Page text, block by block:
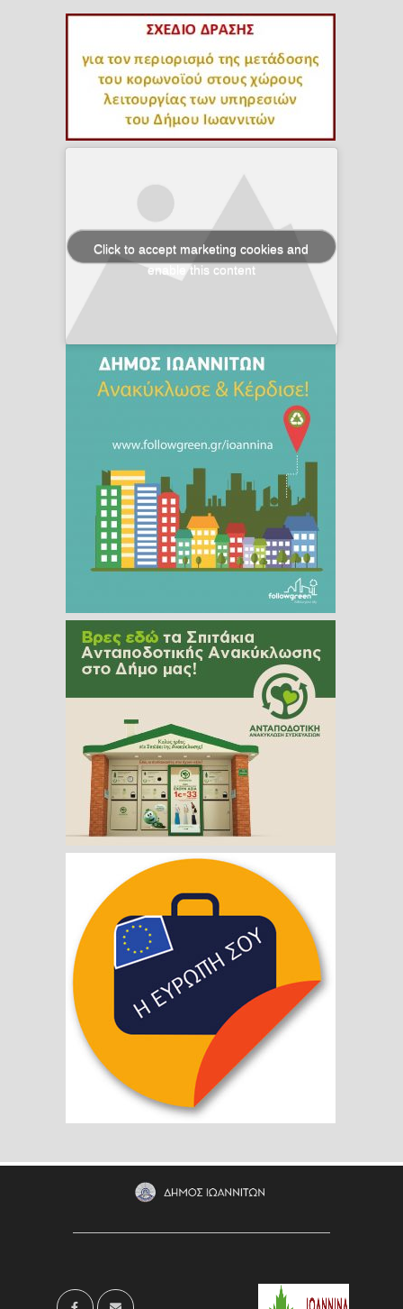
Click to accept marketing cookies and
enable this content